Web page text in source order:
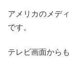
アメリカのメデ
です。
テレビ画面から